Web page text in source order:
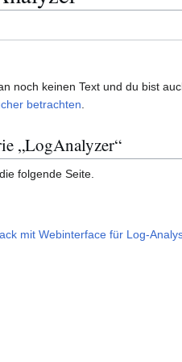
noch keinen Text und du bist
betrachten
„LogAnalyzer“
folgende Seite.
mit Webinterface für Log-